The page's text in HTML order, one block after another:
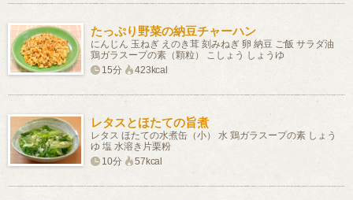
たっぷり野菜の納豆チャーハン
にんじん 玉ねぎ えのき茸 刻みねぎ 卵 納豆 ご飯 サラダ油
鶏ガラスープの素（顆粒） こしょう しょうゆ
15分
423kcal
レタスとほたての旨煮
レタス ほたての水煮缶（小） 水 鶏ガラスープの素 しょう
ゆ 塩 水溶き片栗粉
10分
57kcal